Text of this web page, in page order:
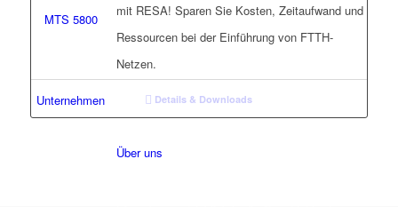
mit RESA! Sparen Sie Kosten, Zeitaufwand und
Ressourcen bei der Einführung von FTTH-
Netzen.
Unternehmen
Über uns
MTS 5800
Details & Downloads